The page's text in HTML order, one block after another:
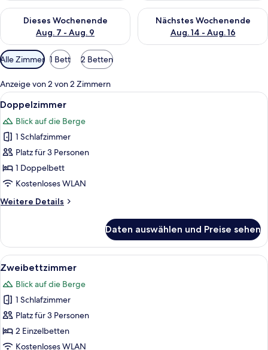
Dieses Wochenende
Aug. 7 - Aug. 9
Überprüfe die Verfügbarkeit für dieses Wochenende, Aug. 7
Nächstes Wochenende
Aug. 14 - Aug. 16
Überprüfe die Verfügbarkeit
Verfügbare
Filter
für
Zimmer
Alle Zimmer 1 Bett 2 Betten
Anzeige von 2 von 2 Zimmern
Alle
Fotos
für
Doppelzimmer
anzeigen
Ein Schlafzimmer mit einem
40
Doppelzimmer
Blick auf die Berge
1 Schlafzimmer
Platz für 3 Personen
1 Doppelbett
Kostenloses WLAN
Weitere Details
Weitere
Daten auswählen und Preise sehen
Alle
Fotos
für
Zweibettzimmer
anzeigen
Ein Hotelzimmer mit zwei
5
Zweibettzimmer
Blick auf die Berge
1 Schlafzimmer
Platz für 3 Personen
2 Einzelbetten
Kostenloses WLAN